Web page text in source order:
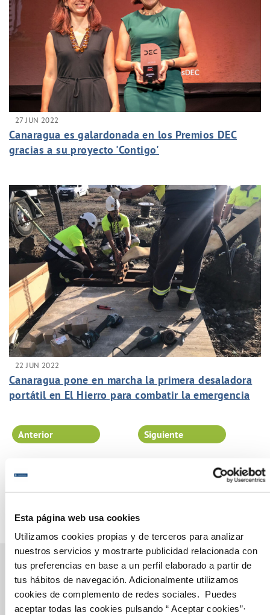
Esta página web usa cookies
Utilizamos cookies propias y de terceros para analizar
nuestros servicios y mostrarte publicidad relacionada con
tus preferencias en base a un perfil elaborado a partir de
tus hábitos de navegación. Adicionalmente utilizamos
cookies de complemento de redes sociales. Puedes
aceptar todas las cookies pulsando “ Aceptar cookies”·
27 JUN 2022
Canaragua es galardonada en los Premios DEC
gracias a su proyecto 'Contigo'
22 JUN 2022
Canaragua pone en marcha la primera desaladora
portátil en El Hierro para combatir la emergencia
Página 29 de 102
Anterior Siguiente
Gestiones Online